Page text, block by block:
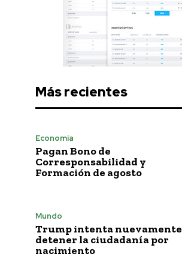
Más recientes
Economía
Pagan Bono de
Corresponsabilidad y
Formación de agosto
Mundo
Trump intenta nuevamente
detener la ciudadanía por
nacimiento